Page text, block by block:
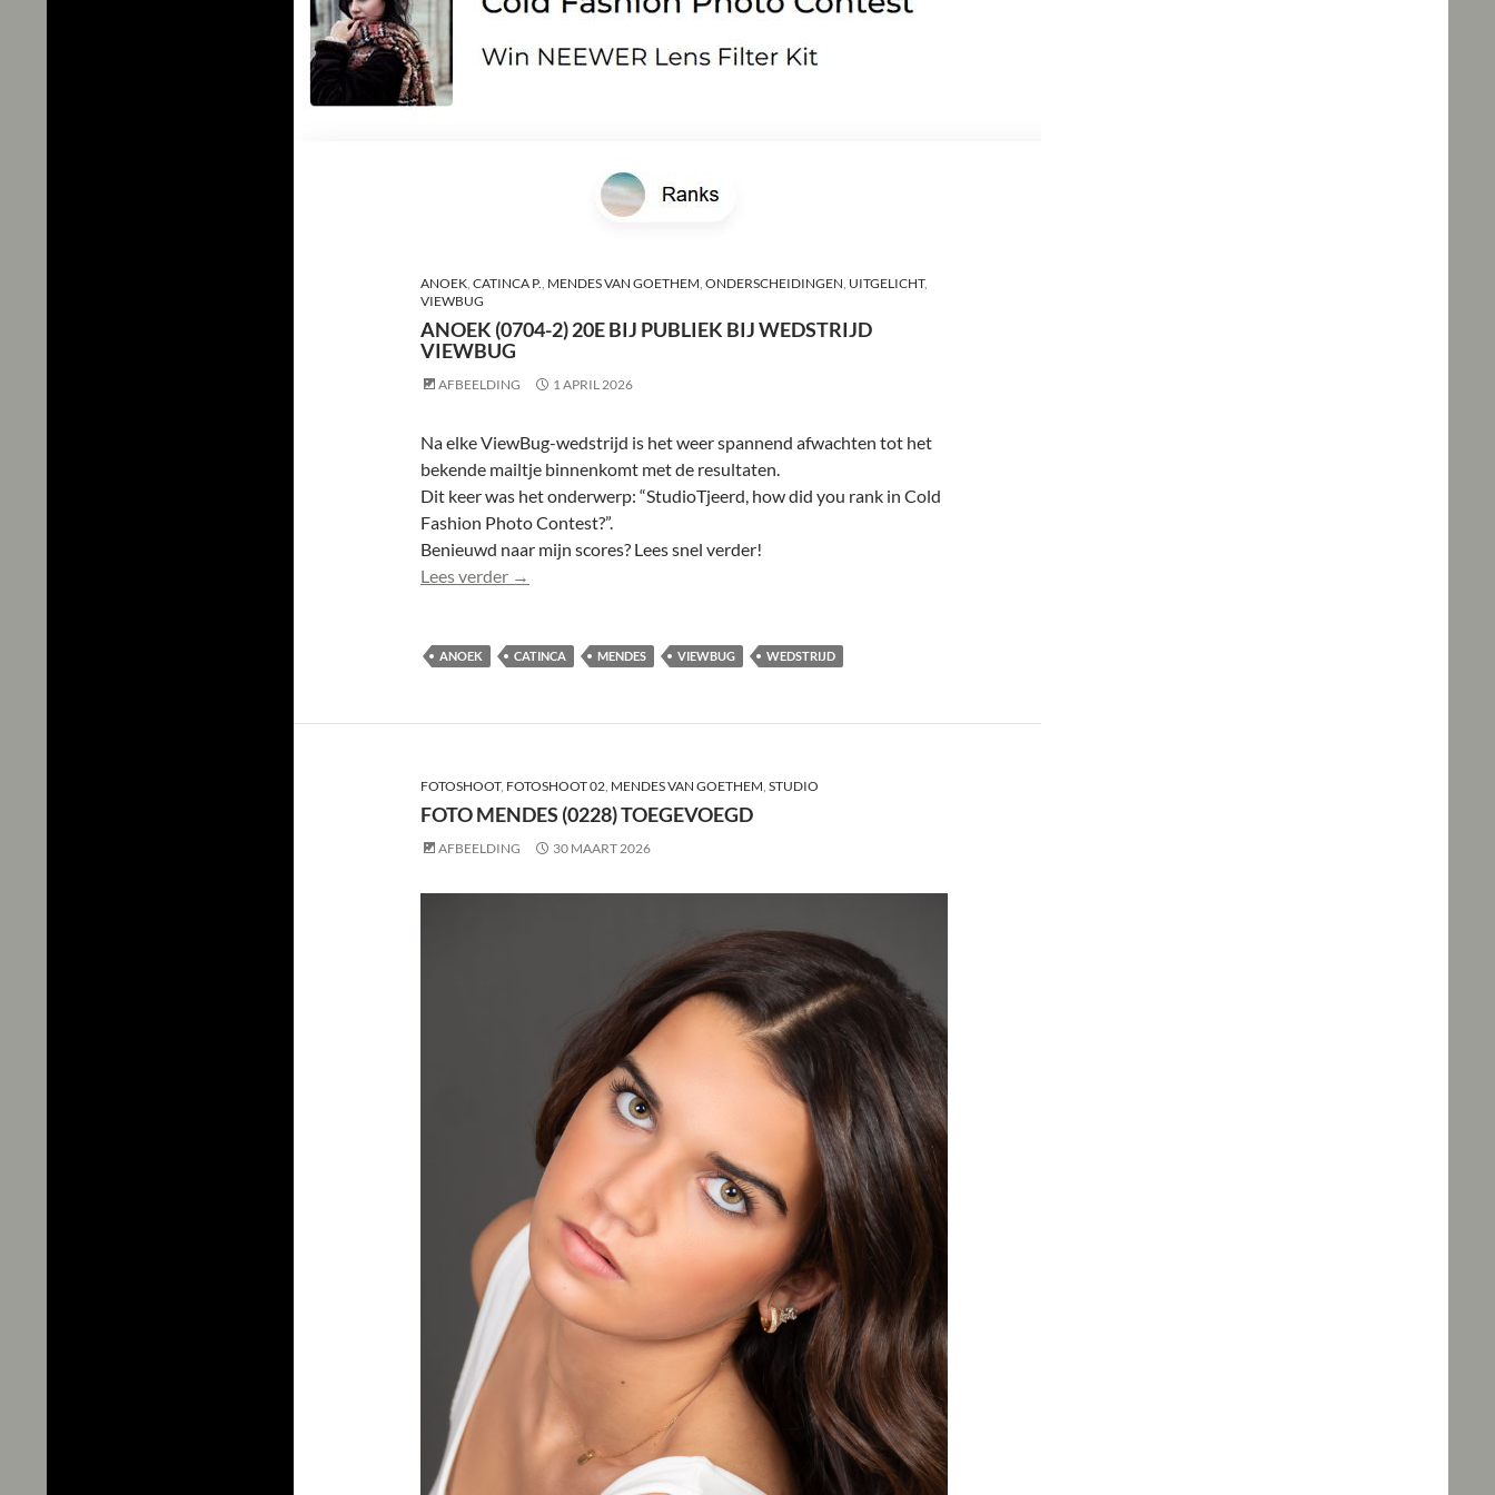
ANOEK CATINCA P. MENDES VAN GOETHEM ONDERSCHEIDINGEN UITGELICHT,
VIEWBUG
ANOEK (0704-2) 20E BIJ PUBLIEK BIJ WEDSTRIJD
VIEWBUG
AFBEELDING 1 APRIL 2026
Na elke ViewBug-wedstrijd is het weer spannend afwachten tot het
bekende mailtje binnenkomt met de resultaten.
Dit keer was het onderwerp: “StudioTjeerd, how did you rank in Cold
Fashion Photo Contest?”.
Benieuwd naar mijn scores? Lees snel verder!
Lees verder
Anoek (0704-2) 20e bij publiek bij wedstrijd ViewBug
→
ANOEK CATINCA MENDES VIEWBUG WEDSTRIJD
FOTOSHOOT, FOTOSHOOT 02 MENDES VAN GOETHEM STUDIO
FOTO MENDES (0228) TOEGEVOEGD
AFBEELDING 30 MAART 2026